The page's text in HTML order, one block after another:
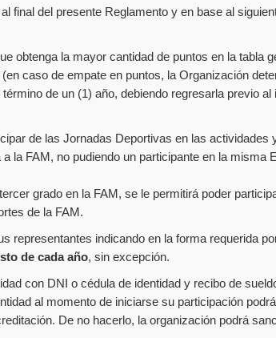
final del presente Reglamento y en base al
obtenga la mayor cantidad de puntos en la tabla
caso de empate en puntos, la Organización
de un (1) año, debiendo regresarla previo al
de las Jornadas Deportivas en las actividades
la FAM, no pudiendo un participante en la misma
grado en la FAM, se le permitirá poder
de la FAM.
representantes indicando en la forma requerida
de cada año, sin excepción.
con DNI o cédula de identidad y recibo de
al momento de iniciarse su participación
De no hacerlo, la organización podrá